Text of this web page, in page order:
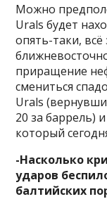
Можно
Urals будет
опять-таки,
приращение
смениться
Urals
20 за баррель)
который
-Насколько
ударов
балтийских